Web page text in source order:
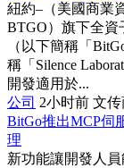
紐約–（美國商業
BTGO）旗下全資
（以下簡稱「
稱「Silence
開發適用於...
公司 2小时前 文
BitGo推出MCP伺
理
新功能讓開發人